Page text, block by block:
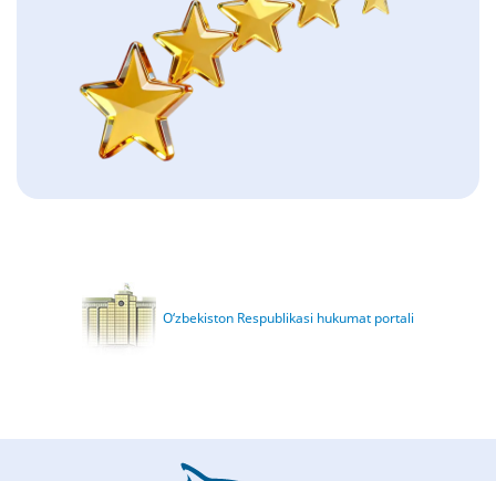
O‘zbekiston Respublikasi hukumat portali